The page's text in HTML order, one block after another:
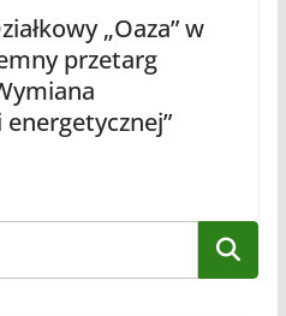
„Oaza” w
przetarg